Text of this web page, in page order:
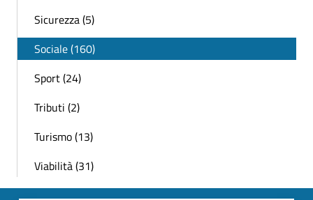
Sicurezza (5)
Sociale (160)
Sport (24)
Tributi (2)
Turismo (13)
Viabilità (31)